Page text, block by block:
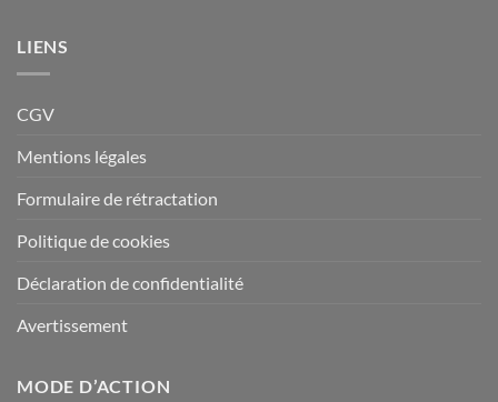
LIENS
CGV
Mentions légales
Formulaire de rétractation
Politique de cookies
Déclaration de confidentialité
Avertissement
MODE D’ACTION